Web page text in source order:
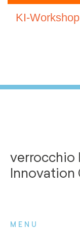
KI-
verrocchio
Innovation
MENU